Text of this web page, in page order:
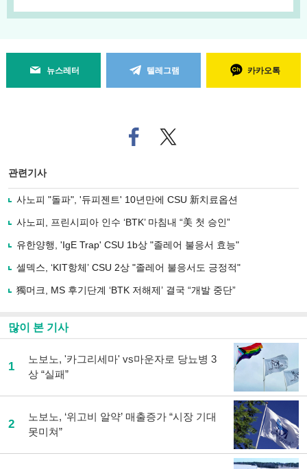
뉴스레터 텔레그램 카카오톡
페
이
로
기
사
유
기
트위
터로
관련기사
사노피 "돌파", '듀피젠트' 10년만에 CSU 新치료옵션
사노피, 프린시피아 인수 ‘BTK’ 마침내 “美 첫 승인”
유한양행, 'IgE Trap' CSU 1b상 "졸레어 불응서 효능"
셀덱스, ‘KIT항체’ CSU 2상 "졸레어 불응서도 긍정적"
獨머크, MS 후기단계 ‘BTK 저해제’ 결국 “개발 중단”
많이 본 기사
1
노보노, '카그리세마' vs마운자로 당뇨병 3
상 “실패”
2
노보노, ‘위고비 알약’ 매출증가 “시장 기대
못미쳐”